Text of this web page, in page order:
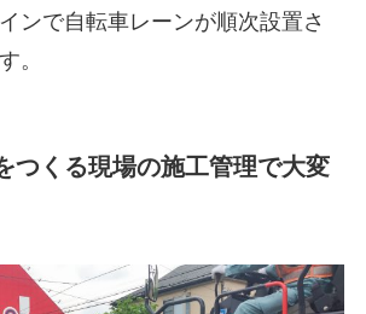
ンで自転車レーンが順次設置さ
。
つくる現場の施工管理で大変